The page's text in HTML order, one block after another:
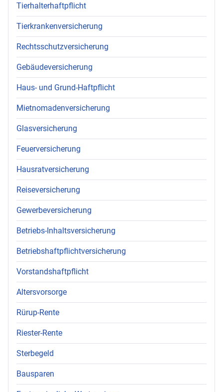
Tierhalterhaftpflicht
Tierkrankenversicherung
Rechtsschutzversicherung
Gebäudeversicherung
Haus- und Grund-Haftpflicht
Mietnomadenversicherung
Glasversicherung
Feuerversicherung
Hausratversicherung
Reiseversicherung
Gewerbeversicherung
Betriebs-Inhaltsversicherung
Betriebshaftpflichtversicherung
Vorstandshaftpflicht
Altersvorsorge
Rürup-Rente
Riester-Rente
Sterbegeld
Bausparen